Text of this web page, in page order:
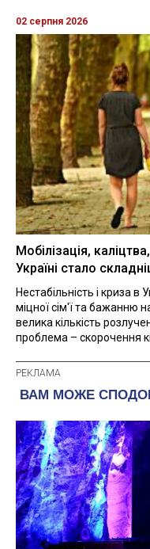
02 серпня 2026
Мобілізація,
Україні стало
Нестабільність і криза
міцної сім'ї та бажанню
велика кількість
проблема – скорочення